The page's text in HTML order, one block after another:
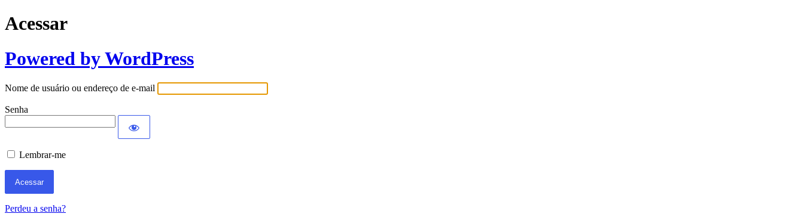
Acessar
Powered by WordPress
Nome de usuário ou endereço de e-mail
Senha
Lembrar-me
Perdeu a senha?